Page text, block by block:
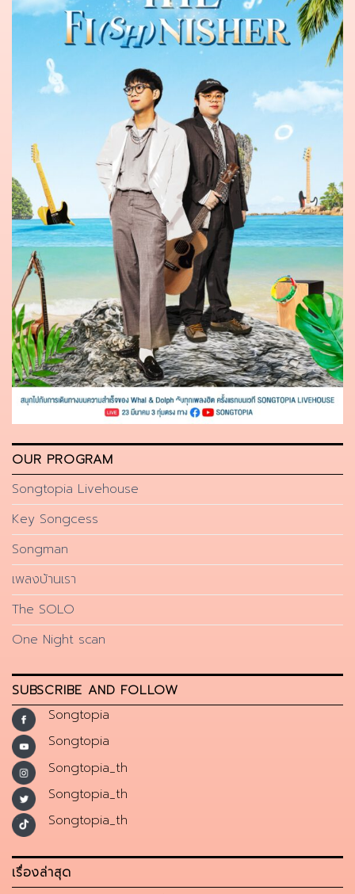
OUR PROGRAM
Songtopia Livehouse
Key Songcess
Songman
เพลงบ้านเรา
The SOLO
One Night scan
SUBSCRIBE AND FOLLOW
Songtopia
Songtopia
Songtopia_th
Songtopia_th
Songtopia_th
เรื่องล่าสุด